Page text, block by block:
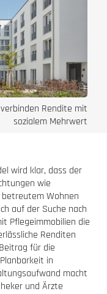
Rendite mit
sozialem Mehrwert
wird klar, dass der
wie
betreutem Wohnen
auf der Suche nach
Pflegeimmobilien die
Renditen
für die
in
macht
und Ärzte